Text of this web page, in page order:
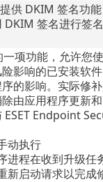
供 DKIM 签名功
DKIM 签名进行签
项功能，允许您
影响的已安装软件
的影响。实际修
由应用程序更新
Endpoint
动执行
进程在收到升级任
新启动请求以完成